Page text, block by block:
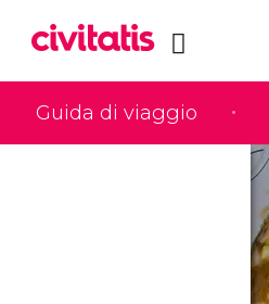
Guida di viaggio